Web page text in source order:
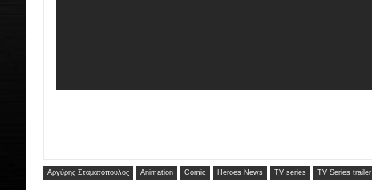
Αργύρης Σταματόπουλος Animation Comic Heroes News TV series TV Series trailer